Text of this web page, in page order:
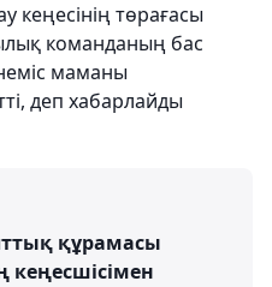
кеңесінің төрағасы
команданың бас
маманы
деп хабарлайды
құрамасы